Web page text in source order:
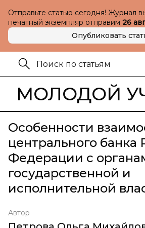
Отправьте статью сегодня! Журнал
печатный экземпляр отправим 26
Опубликовать
МОЛОДОЙ
Особенности
центрального банка
Федерации с
государственной и
исполнительной
Автор